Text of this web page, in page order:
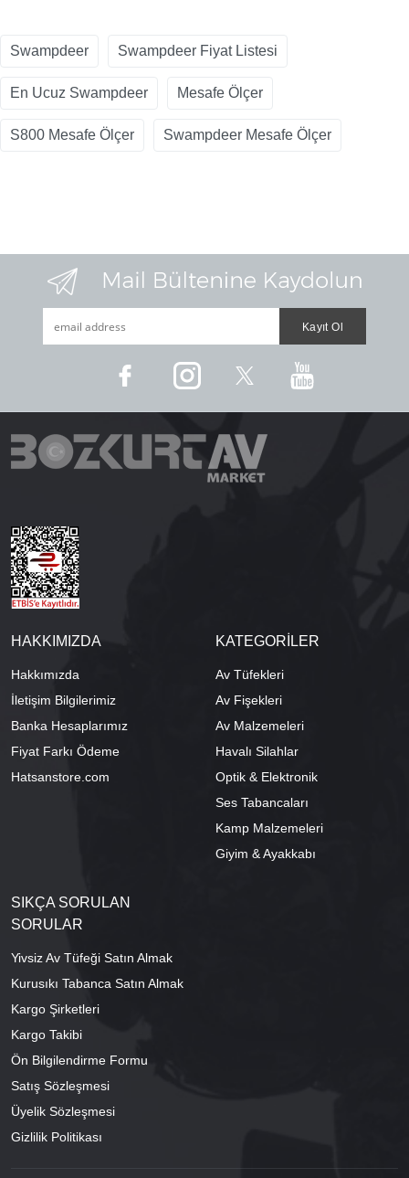
Swampdeer Swampdeer Fiyat Listesi
En Ucuz Swampdeer Mesafe Ölçer
S800 Mesafe Ölçer Swampdeer Mesafe Ölçer
HAKKIMIZDA
Hakkımızda
İletişim Bilgilerimiz
Banka Hesaplarımız
Fiyat Farkı Ödeme
Hatsanstore.com
KATEGORİLER
Av Tüfekleri
Av Fişekleri
Av Malzemeleri
Havalı Silahlar
Optik & Elektronik
Ses Tabancaları
Kamp Malzemeleri
Giyim & Ayakkabı
SIKÇA SORULAN
SORULAR
Yivsiz Av Tüfeği Satın Almak
Kurusıkı Tabanca Satın Almak
Kargo Şirketleri
Kargo Takibi
Ön Bilgilendirme Formu
Satış Sözleşmesi
Üyelik Sözleşmesi
Gizlilik Politikası